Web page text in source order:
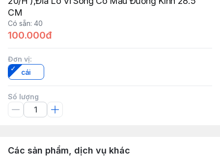
CM
Có sẵn: 40
100.000đ
Đơn vị:
cái
Số lượng
Các sản phẩm, dịch vụ khác